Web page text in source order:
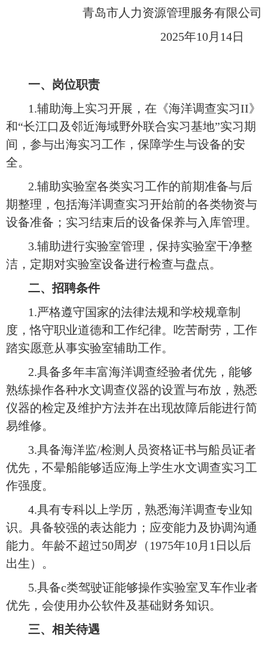
青岛市人力资源管理服务有限公司
2025年10月14日
一、岗位职责
1.辅助海上实习开展，在《海洋调查实习II》
和“长江口及邻近海域野外联合实习基地”实习期
间，参与出海实习工作，保障学生与设备的安
全。
2.辅助实验室各类实习工作的前期准备与后
期整理，包括海洋调查实习开始前的各类物资与
设备准备；实习结束后的设备保养与入库管理。
3.辅助进行实验室管理，保持实验室干净整
洁，定期对实验室设备进行检查与盘点。
二、招聘条件
1.严格遵守国家的法律法规和学校规章制
度，恪守职业道德和工作纪律。吃苦耐劳，工作
踏实愿意从事实验室辅助工作。
2.具备多年丰富海洋调查经验者优先，能够
熟练操作各种水文调查仪器的设置与布放，熟悉
仪器的检定及维护方法并在出现故障后能进行简
易维修。
3.具备海洋监/检测人员资格证书与船员证者
优先，不晕船能够适应海上学生水文调查实习工
作强度。
4.具有专科以上学历，熟悉海洋调查专业知
识。具备较强的表达能力；应变能力及协调沟通
能力。年龄不超过50周岁 （1975年10月1日以后
出生）。
5.具备c类驾驶证能够操作实验室叉车作业者
优先，会使用办公软件及基础财务知识。
三、相关待遇